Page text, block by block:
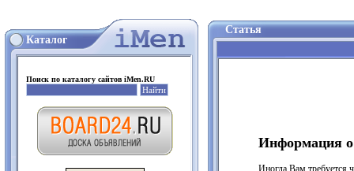
Каталог
Поиск по каталогу сайтов iMen.RU
Статья
Информация о
Иногда Вам требуется